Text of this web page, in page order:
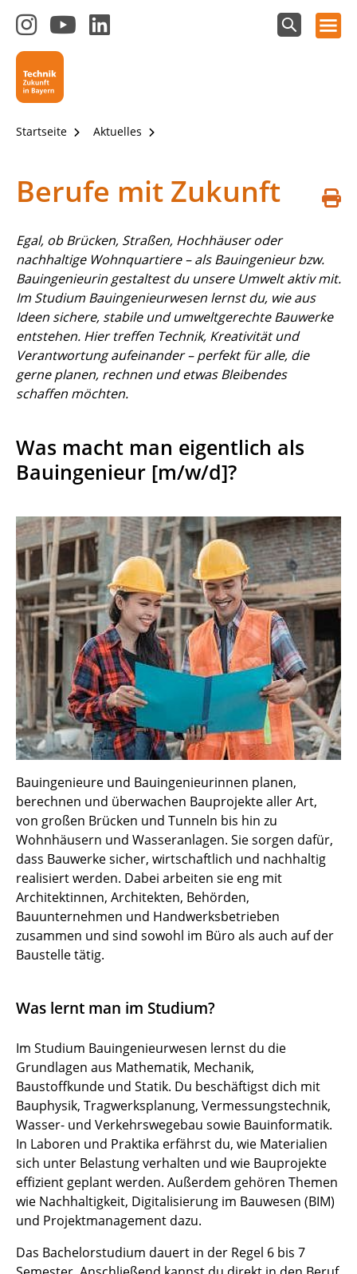
Technik - Zukunft in Bayern
Zum
Instagram-
Kanal
von
Technik-
in
Zum
YouTube-LinkedIn-
Suchfeld
Hauptnavigation öffnen
Startseite Aktuelles
Berufe mit Zukunft
Egal, ob Brücken, Straßen, Hochhäuser oder
nachhaltige Wohnquartiere – als Bauingenieur bzw.
Bauingenieurin gestaltest du unsere Umwelt aktiv mit.
Im Studium Bauingenieurwesen lernst du, wie aus
Ideen sichere, stabile und umweltgerechte Bauwerke
entstehen. Hier treffen Technik, Kreativität und
Verantwortung aufeinander – perfekt für alle, die
gerne planen, rechnen und etwas Bleibendes
schaffen möchten.
Was macht man eigentlich als
Bauingenieur [m/w/d]?
Bauingenieure und Bauingenieurinnen planen,
berechnen und überwachen Bauprojekte aller Art,
von großen Brücken und Tunneln bis hin zu
Wohnhäusern und Wasseranlagen. Sie sorgen dafür,
dass Bauwerke sicher, wirtschaftlich und nachhaltig
realisiert werden. Dabei arbeiten sie eng mit
Architektinnen, Architekten, Behörden,
Bauunternehmen und Handwerksbetrieben
zusammen und sind sowohl im Büro als auch auf der
Baustelle tätig.
Was lernt man im Studium?
Im Studium Bauingenieurwesen lernst du die
Grundlagen aus Mathematik, Mechanik,
Baustoffkunde und Statik. Du beschäftigst dich mit
Bauphysik, Tragwerksplanung, Vermessungstechnik,
Wasser- und Verkehrswegebau sowie Bauinformatik.
In Laboren und Praktika erfährst du, wie Materialien
sich unter Belastung verhalten und wie Bauprojekte
effizient geplant werden. Außerdem gehören Themen
wie Nachhaltigkeit, Digitalisierung im Bauwesen (BIM)
und Projektmanagement dazu.
Das Bachelorstudium dauert in der Regel 6 bis 7